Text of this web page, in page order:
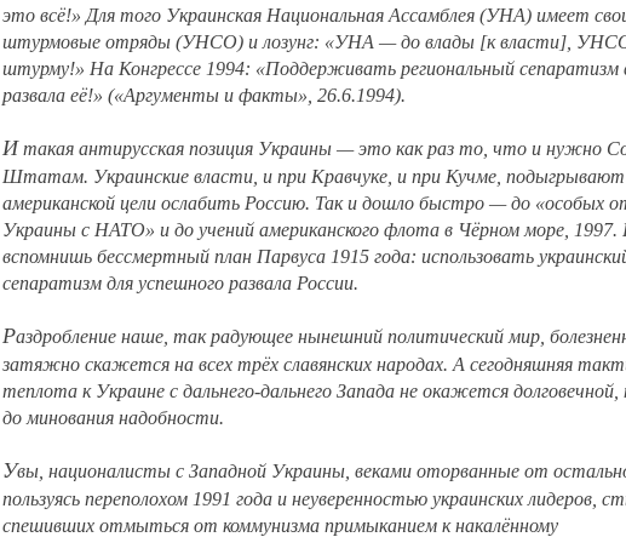
это всё!» Для того Украинская Национальная Ассамблея (УНА) имеет
штурмовые отряды (УНСО) и лозунг: «УНА — до влады [к власти],
штурму!» На Конгрессе 1994: «Поддерживать региональный сепаратизм
развала её!» («Аргументы и факты», 26.6.1994).
И такая антирусская позиция Украины — это как раз то, что и нужно Соединённым
Штатам. Украинские власти, и при Кравчуке, и при Кучме, подыгрывают
американской цели ослабить Россию. Так и дошло быстро — до «особых
Украины с НАТО» и до учений американского флота в Чёрном море, 1997.
вспомнишь бессмертный план Парвуса 1915 года: использовать
сепаратизм для успешного развала России.
Раздробление наше, так радующее нынешний политический мир, болезненно и
затяжно скажется на всех трёх славянских народах. А сегодняшняя
теплота к Украине с дальнего-дальнего Запада не окажется
до минования надобности.
Увы, националисты с Западной Украины, веками оторванные от остальной Украины,
пользуясь переполохом 1991 года и неуверенностью украинских лидеров,
спешивших отмыться от коммунизма примыканием к накалённому